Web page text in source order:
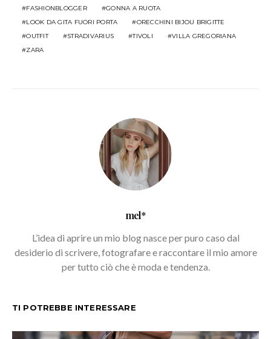
FASHIONBLOGGER
GONNA A RUOTA
LOOK DA GITA FUORI PORTA
ORECCHINI BIJOU BRIGITTE
OUTFIT
STRADIVARIUS TIVOLI
VILLA GREGORIANA
ZARA
mel*
L’idea di aprire un mio blog nasce per puro caso dal
desiderio di scrivere, fotografare e raccontare il mio amore
per tutto ciò che è moda e tendenza.
TI POTREBBE INTERESSARE